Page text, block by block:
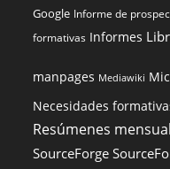
Google Informe de
formativas Informes
manpages Mediawiki
Necesidades
Resúmenes
SourceForge